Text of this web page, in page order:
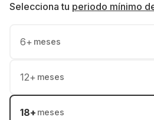
Selecciona tu periodo mínimo
6+ meses
12+ meses
18+ meses